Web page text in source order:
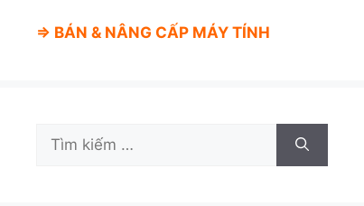
⇒ BÁN & NÂNG CẤP MÁY TÍNH
Tìm
kiếm